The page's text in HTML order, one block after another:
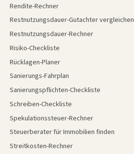
Rendite-Rechner
Restnutzungsdauer-Gutachter vergleichen
Restnutzungsdauer-Rechner
Risiko-Checkliste
Rücklagen-Planer
Sanierungs-Fahrplan
Sanierungspflichten-Checkliste
Schreiben-Checkliste
Spekulationssteuer-Rechner
Steuerberater für Immobilien finden
Streitkosten-Rechner